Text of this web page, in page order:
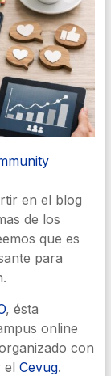
en el blog
de los
que es
para
, ésta
online
con
el Cevug.